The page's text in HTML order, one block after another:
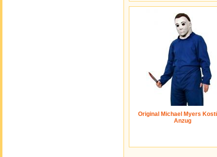
Original Michael Myers
Anzug